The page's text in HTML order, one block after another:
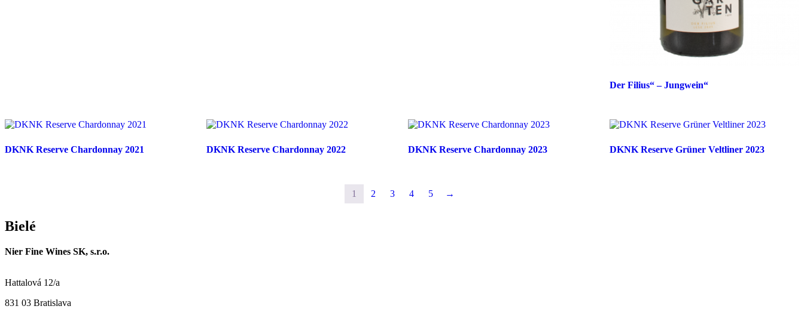
Der Filius“ – Jungwein“
DKNK Reserve Chardonnay 2021 DKNK Reserve Chardonnay 2022 DKNK Reserve Chardonnay 2023 DKNK Reserve Grüner Veltliner 2023
1 2 3 4 5 →
Bielé
Nier Fine Wines SK, s.r.o.
Hattalová 12/a
831 03 Bratislava